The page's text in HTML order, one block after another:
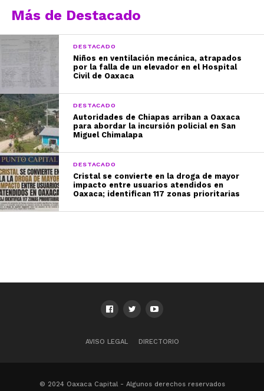
Más de Destacado
DESTACADO
Niños en ventilación mecánica, atrapados
por la falla de un elevador en el Hospital
Civil de Oaxaca
DESTACADO
Autoridades de Chiapas arriban a Oaxaca
para abordar la incursión policial en San
Miguel Chimalapa
DESTACADO
Cristal se convierte en la droga de mayor
impacto entre usuarios atendidos en
Oaxaca; identifican 117 zonas prioritarias
AVISO LEGAL DIRECTORIO
© 2024 Oaxaca Capital - Algunos derechos reservados